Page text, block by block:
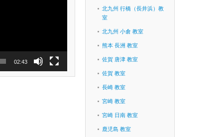
02:43
北九州 行橋（長井浜）教
室
北九州 小倉 教室
熊本 長洲 教室
佐賀 唐津 教室
佐賀 教室
長崎 教室
宮崎 教室
宮崎 日南 教室
鹿児島 教室